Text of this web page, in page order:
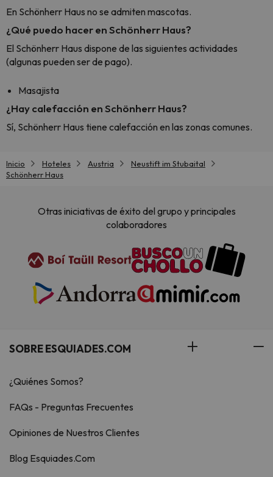
En Schönherr Haus no se admiten mascotas.
¿Qué puedo hacer en Schönherr Haus?
El Schönherr Haus dispone de las siguientes actividades
(algunas pueden ser de pago).
Masajista
¿Hay calefacción en Schönherr Haus?
Sí, Schönherr Haus tiene calefacción en las zonas comunes.
Inicio Hoteles Austria
Neustift im Stubaital
Schönherr Haus
Otras iniciativas de éxito del grupo y principales
colaboradores
SOBRE ESQUIADES.COM
¿Quiénes Somos?
FAQs - Preguntas Frecuentes
Opiniones de Nuestros Clientes
Blog Esquiades.Com